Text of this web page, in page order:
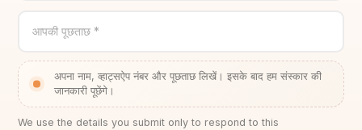
आपकी पूछताछ *
अपना नाम, व्हाट्सऐप नंबर और पूछताछ लिखें। इसके बाद हम संस्कार की
जानकारी पूछेंगे।
We use the details you submit only to respond to this